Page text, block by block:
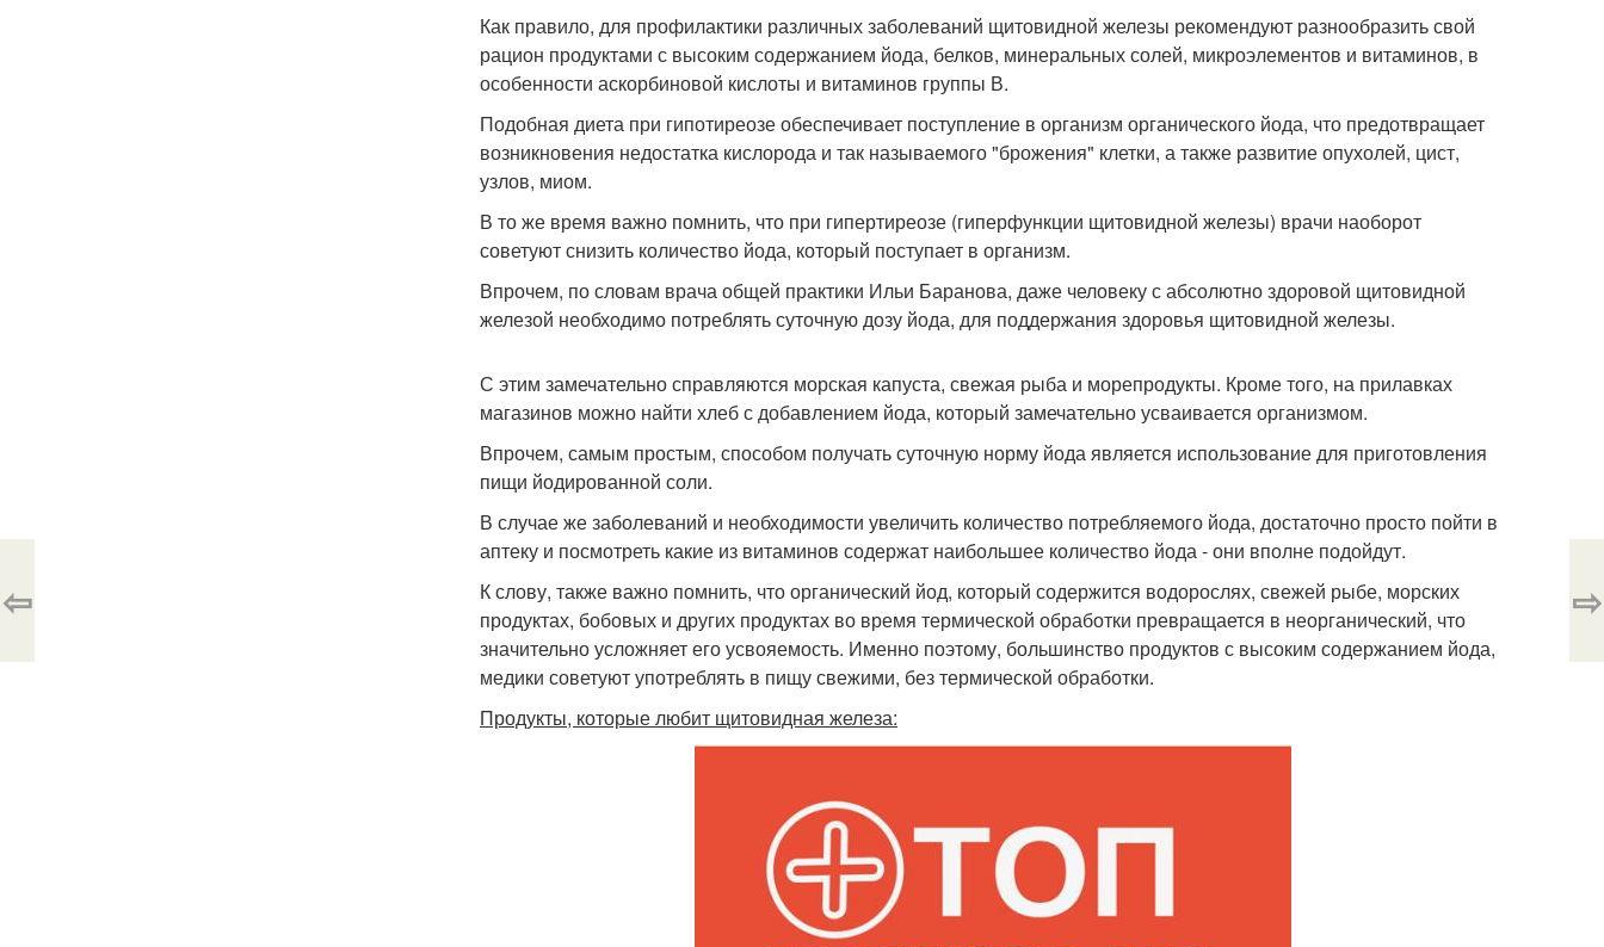
Как правило, для профилактики различных заболеваний щитовидной железы рекомендуют разнообразить свой
рацион продуктами с высоким содержанием йода, белков, минеральных солей, микроэлементов и витаминов, в
особенности аскорбиновой кислоты и витаминов группы В.
Подобная диета при гипотиреозе обеспечивает поступление в организм органического йода, что предотвращает
возникновения недостатка кислорода и так называемого "брожения" клетки, а также развитие опухолей, цист,
узлов, миом.
В то же время важно помнить, что при гипертиреозе (гиперфункции щитовидной железы) врачи наоборот
советуют снизить количество йода, который поступает в организм.
Впрочем, по словам врача общей практики Ильи Баранова, даже человеку с абсолютно здоровой щитовидной
железой необходимо потреблять суточную дозу йода, для поддержания здоровья щитовидной железы.
С этим замечательно справляются морская капуста, свежая рыба и морепродукты. Кроме того, на прилавках
магазинов можно найти хлеб с добавлением йода, который замечательно усваивается организмом.
Впрочем, самым простым, способом получать суточную норму йода является использование для приготовления
пищи йодированной соли.
В случае же заболеваний и необходимости увеличить количество потребляемого йода, достаточно просто пойти в
аптеку и посмотреть какие из витаминов содержат наибольшее количество йода - они вполне подойдут.
К слову, также важно помнить, что органический йод, который содержится водорослях, свежей рыбе, морских
продуктах, бобовых и других продуктах во время термической обработки превращается в неорганический, что
значительно усложняет его усвояемость. Именно поэтому, большинство продуктов с высоким содержанием йода,
медики советуют употреблять в пищу свежими, без термической обработки.
Продукты, которые любит щитовидная железа:
⇦ ⇨